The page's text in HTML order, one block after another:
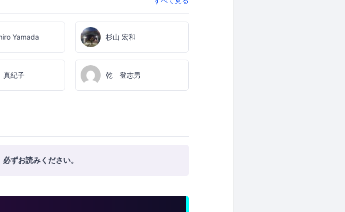
Yamada 杉山 宏和
紀子 乾 登志男
ずお読みください。